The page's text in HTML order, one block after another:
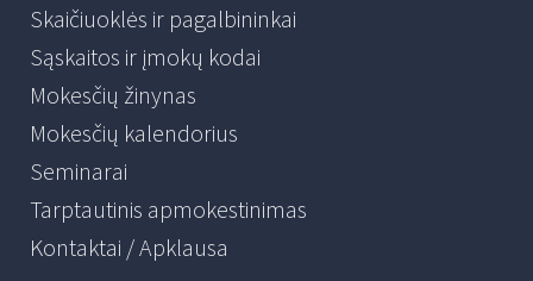
Skaičiuoklės ir pagalbininkai
Sąskaitos ir įmokų kodai
Mokesčių žinynas
Mokesčių kalendorius
Seminarai
Tarptautinis apmokestinimas
Kontaktai / Apklausa